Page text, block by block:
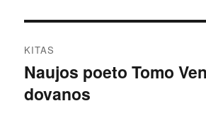
KITAS
Kitas
įrašas:
Naujos poeto Tomo
dovanos